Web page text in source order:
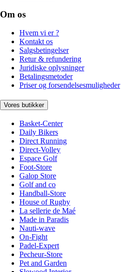
Om os
Hvem vi er ?
Kontakt os
Salgsbetingelser
Retur & refundering
Juridiske oplysninger
Betalingsmetoder
Priser og forsendelsesmuligheder
Vores butikker
Basket-Center
Daily Bikers
Direct Running
Direct-Volley
Espace Golf
Foot-Store
Galop Store
Golf and co
Handball-Store
House of Rugby
La sellerie de Maé
Made in Paradis
Nauti-wave
On-Fight
Padel-Expert
Pecheur-Store
Pet and Garden